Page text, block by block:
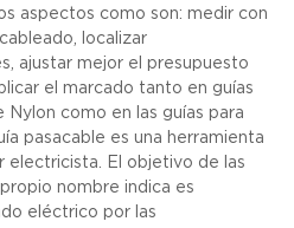
aspectos como son: medir con
localizar
ajustar mejor el presupuesto
el marcado tanto en guías
como en las guías para
pasacable es una herramienta
electricista. El objetivo de las
nombre indica es
eléctrico por las